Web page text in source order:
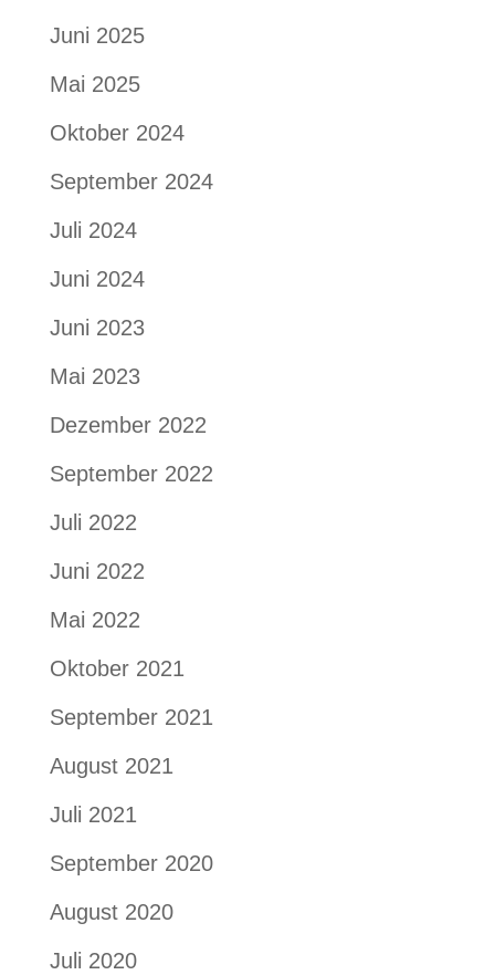
Juni 2025
Mai 2025
Oktober 2024
September 2024
Juli 2024
Juni 2024
Juni 2023
Mai 2023
Dezember 2022
September 2022
Juli 2022
Juni 2022
Mai 2022
Oktober 2021
September 2021
August 2021
Juli 2021
September 2020
August 2020
Juli 2020